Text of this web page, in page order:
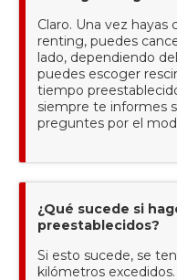
Claro. Una vez
renting, puedes
lado, dependiendo
puedes escoger
tiempo
siempre te informes
preguntes por el
¿Qué sucede si
preestablecidos?
Si esto sucede, se
kilómetros